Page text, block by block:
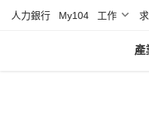
人力銀行 My104 工作
產